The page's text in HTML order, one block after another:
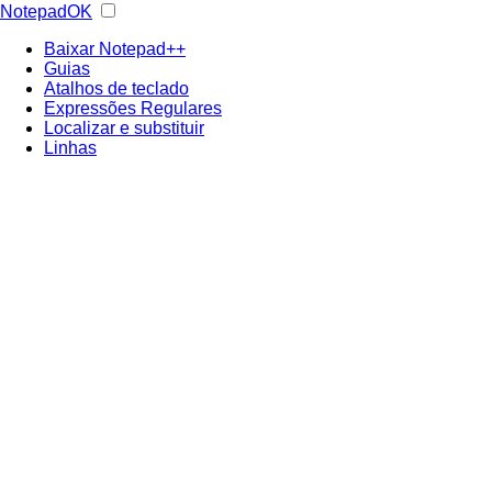
NotepadOK
Baixar Notepad++
Guias
Atalhos de teclado
Expressões Regulares
Localizar e substituir
Linhas